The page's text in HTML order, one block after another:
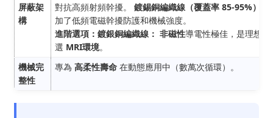
屏蔽架
構
對抗高頻射頻幹擾。 鍍錫銅編織線（覆蓋率 85-95%）
加了低頻電磁幹擾防護和機械強度。
進階選項：鍍銀銅編織線： 非磁性導電性極佳，是理想之
選 MRI環境。
機械完
整性
專為 高柔性壽命在動態應用中（數萬次循環）。